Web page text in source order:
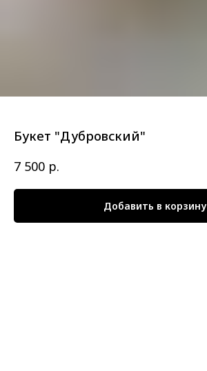
Букет "Дубровский"
7 500 р.
Добавить в корзину